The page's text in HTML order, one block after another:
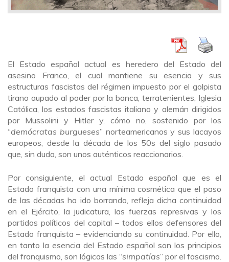
El Estado español actual es heredero del Estado del
asesino Franco, el cual mantiene su esencia y sus
estructuras fascistas del régimen impuesto por el golpista
tirano aupado al poder por la banca, terratenientes, Iglesia
Católica, los estados fascistas italiano y alemán dirigidos
por Mussolini y Hitler y, cómo no, sostenido por los
“demócratas burgueses” norteamericanos y sus lacayos
europeos, desde la década de los 50s del siglo pasado
que, sin duda, son unos auténticos reaccionarios.
Por consiguiente, el actual Estado español que es el
Estado franquista con una mínima cosmética que el paso
de las décadas ha ido borrando, refleja dicha continuidad
en el Ejército, la judicatura, las fuerzas represivas y los
partidos políticos del capital – todos ellos defensores del
Estado franquista – evidenciando su continuidad. Por ello,
en tanto la esencia del Estado español son los principios
del franquismo, son lógicas las “simpatías” por el fascismo.